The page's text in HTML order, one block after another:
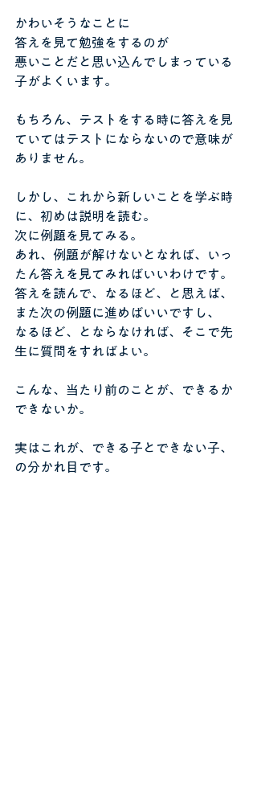
かわいそうなことに
答えを見て勉強をするのが
悪いことだと思い込んでしまっている
子がよくいます。
もちろん、テストをする時に答えを見
ていてはテストにならないので意味が
ありません。
しかし、これから新しいことを学ぶ時
に、初めは説明を読む。
次に例題を見てみる。
あれ、例題が解けないとなれば、いっ
たん答えを見てみればいいわけです。
答えを読んで、なるほど、と思えば、
また次の例題に進めばいいですし、
なるほど、とならなければ、そこで先
生に質問をすればよい。
こんな、当たり前のことが、できるか
できないか。
実はこれが、できる子とできない子、
の分かれ目です。